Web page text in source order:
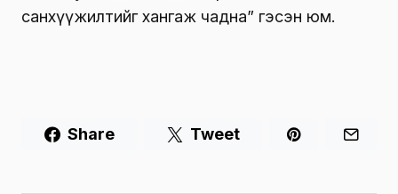
санхүүжилтийг хангаж чадна” гэсэн юм.
Share Tweet